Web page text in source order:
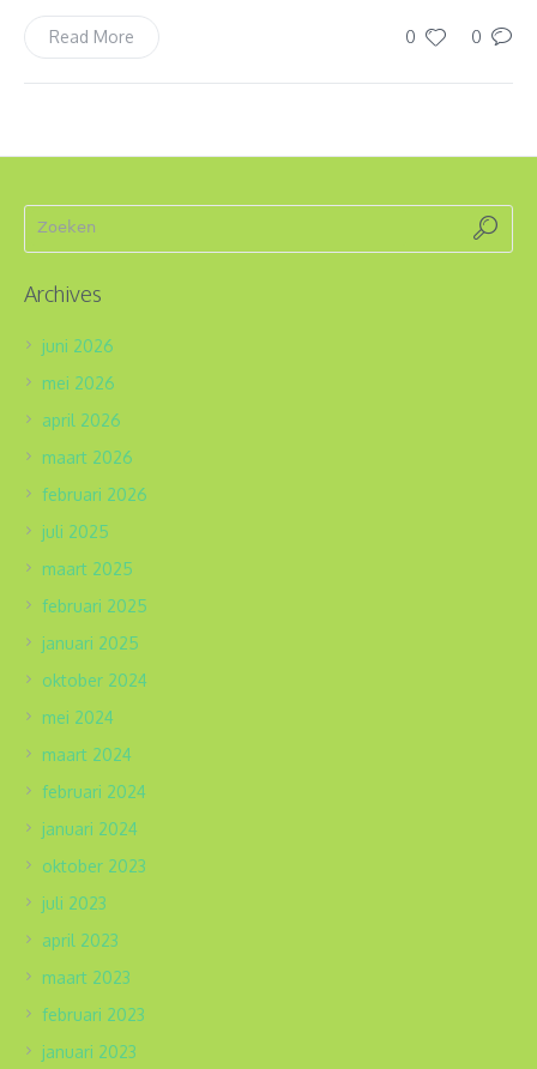
0 0
Read More
Archives
juni 2026
mei 2026
april 2026
maart 2026
februari 2026
juli 2025
maart 2025
februari 2025
januari 2025
oktober 2024
mei 2024
maart 2024
februari 2024
januari 2024
oktober 2023
juli 2023
april 2023
maart 2023
februari 2023
januari 2023